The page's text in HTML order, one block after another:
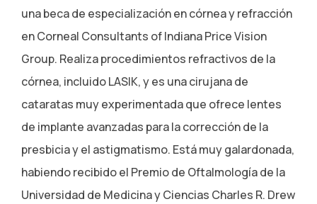
una beca de especialización en córnea y refracción
en Corneal Consultants of Indiana Price Vision
Group. Realiza procedimientos refractivos de la
córnea, incluido LASIK, y es una cirujana de
cataratas muy experimentada que ofrece lentes
de implante avanzadas para la corrección de la
presbicia y el astigmatismo. Está muy galardonada,
habiendo recibido el Premio de Oftalmología de la
Universidad de Medicina y Ciencias Charles R. Drew